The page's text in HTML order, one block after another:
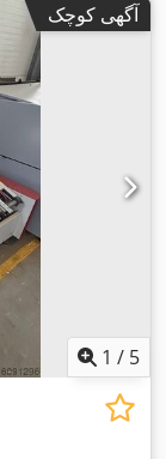
آگهی کوچک
1 / 5